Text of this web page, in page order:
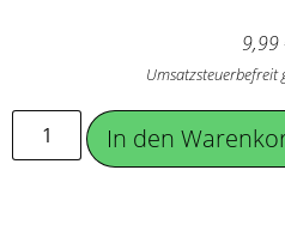
9,99
Umsatzsteuerbefreit
In den